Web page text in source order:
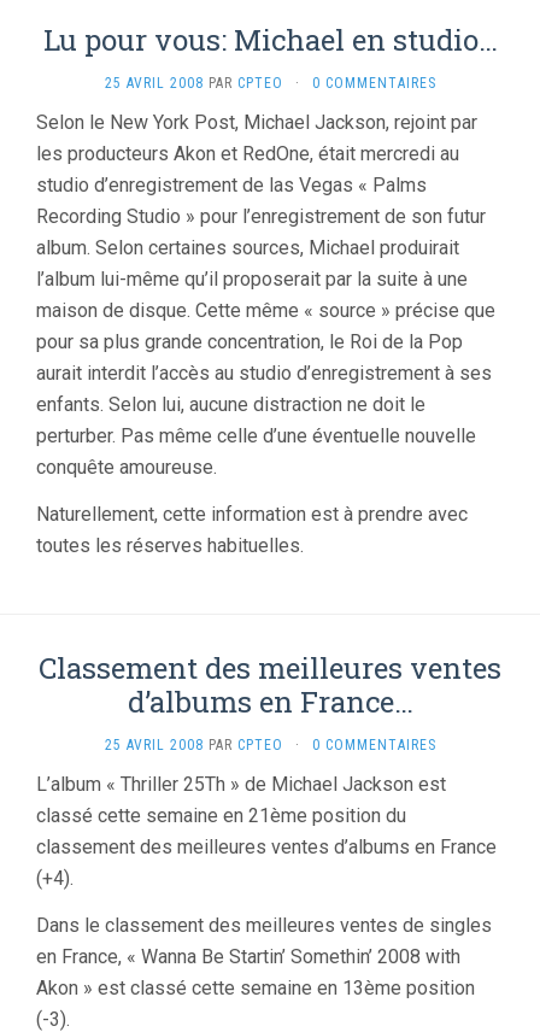
Lu pour vous: Michael en studio…
25 AVRIL 2008 PAR CPTEO · 0 COMMENTAIRES
Selon le New York Post, Michael Jackson, rejoint par
les producteurs Akon et RedOne, était mercredi au
studio d’enregistrement de las Vegas « Palms
Recording Studio » pour l’enregistrement de son futur
album. Selon certaines sources, Michael produirait
l’album lui-même qu’il proposerait par la suite à une
maison de disque. Cette même « source » précise que
pour sa plus grande concentration, le Roi de la Pop
aurait interdit l’accès au studio d’enregistrement à ses
enfants. Selon lui, aucune distraction ne doit le
perturber. Pas même celle d’une éventuelle nouvelle
conquête amoureuse.
Naturellement, cette information est à prendre avec
toutes les réserves habituelles.
Classement des meilleures ventes
d’albums en France…
25 AVRIL 2008 PAR CPTEO · 0 COMMENTAIRES
L’album « Thriller 25Th » de Michael Jackson est
classé cette semaine en 21ème position du
classement des meilleures ventes d’albums en France
(+4).
Dans le classement des meilleures ventes de singles
en France, « Wanna Be Startin’ Somethin’ 2008 with
Akon » est classé cette semaine en 13ème position
(-3).